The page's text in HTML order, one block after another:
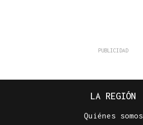
LA REGIÓN
Quiénes somos